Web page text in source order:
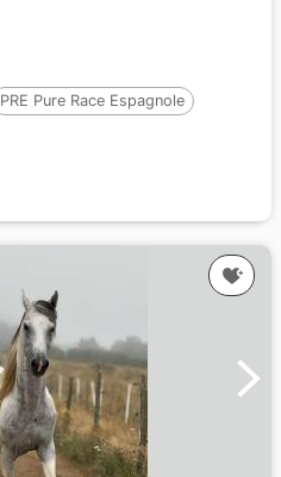
PRE Pure Race Espagnole